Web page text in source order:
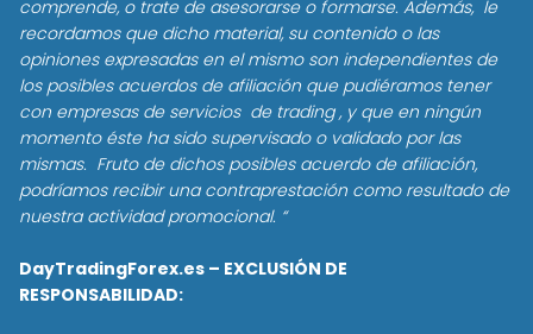
comprende, o trate de asesorarse o formarse. Además, le
recordamos que dicho material, su contenido o las
opiniones expresadas en el mismo son independientes de
los posibles acuerdos de afiliación que pudiéramos tener
con empresas de servicios de trading , y que en ningún
momento éste ha sido supervisado o validado por las
mismas. Fruto de dichos posibles acuerdo de afiliación,
podríamos recibir una contraprestación como resultado de
nuestra actividad promocional. “
DayTradingForex.es – EXCLUSIÓN DE
RESPONSABILIDAD: